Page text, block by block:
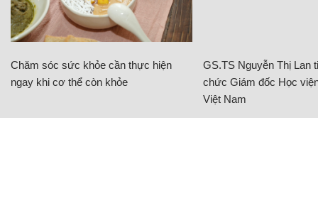
Chăm sóc sức khỏe cần thực hiện
ngay khi cơ thể còn khỏe
GS.TS Nguyễn Thị Lan
chức Giám đốc Học
Việt Nam